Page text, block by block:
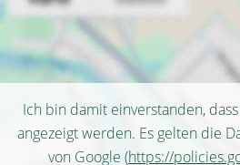
Ich bin damit einverstanden,
angezeigt werden. Es gelten die
von Google (https://